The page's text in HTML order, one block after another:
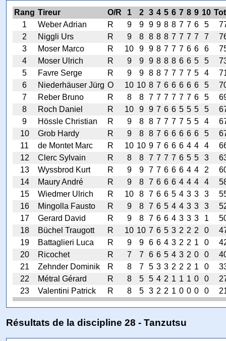
Rang Tireur O/R 1 2 3 4 5 6 7 8 9 10
1
Weber Adrian R 9 9 9 9 8 8 7 7 6 5
2
Niggli Urs R 9 8 8 8 8 7 7 7 7 7
3
Moser Marco R 10 9 9 8 7 7 7 6 6 6
4
Moser Ulrich R 9 9 9 8 8 8 6 6 5 5
5
Favre Serge R 9 9 8 8 7 7 7 7 5 4
6
Niederhäuser Jürg O 10 10 8 7 6 6 6 6 6 5
7
Reber Bruno R 8 8 7 7 7 7 7 7 6 5
8
Roch Daniel R 10 9 9 7 6 6 5 5 5 5
9
Hössle Christian R 9 8 8 7 7 7 7 5 5 4
10
Grob Hardy R 9 8 8 7 6 6 6 6 6 5
11
de Montet Marc R 10 10 9 7 6 6 6 4 4 4
12
Clerc Sylvain R 8 8 7 7 7 7 6 5 5 3
13
Wyssbrod Kurt R 9 9 7 7 6 6 6 4 4 2
14
Maury André R 9 8 7 6 6 6 4 4 4 4
15
Wiedmer Ulrich R 10 8 7 6 6 5 4 3 3 3
16
Mingolla Fausto R 9 8 7 6 5 4 4 3 3 3
17
Gerard David R 9 8 7 6 6 4 3 3 3 1
18
Büchel Traugott R 10 10 7 6 5 3 2 2 2 0
19
Battaglieri Luca R 9 9 6 6 4 3 2 2 1 0
20
Ricochet R 7 7 6 6 5 4 3 2 0 0
21
Zehnder Dominik R 8 7 5 3 3 2 2 2 1 0
22
Métral Gérard R 8 5 5 4 2 1 1 1 0 0
23
Valentini Patrick R 8 5 3 2 2 1 0 0 0 0
Résultats de la discipline 28 - Tanzutsu